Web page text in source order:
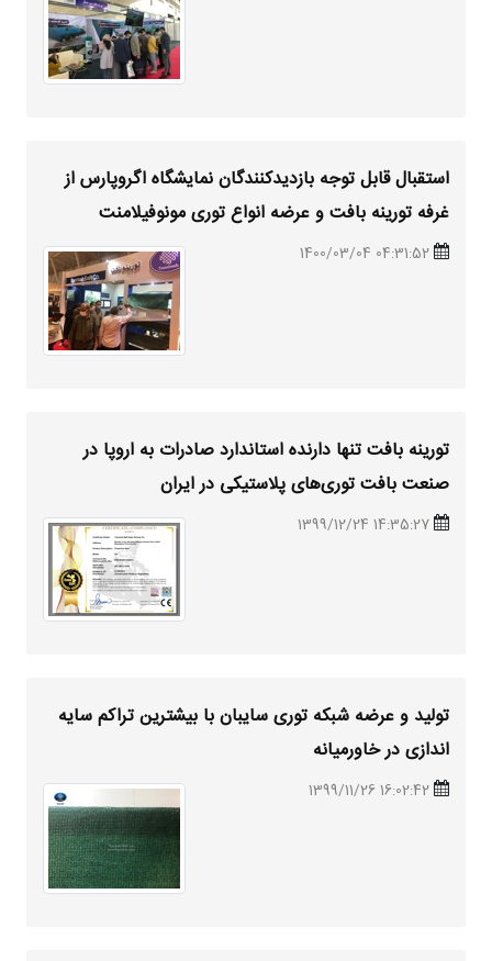
استقبال قابل توجه بازدیدکنندگان نمایشگاه اگروپارس از
غرفه تورینه بافت و عرضه انواع توری مونوفیلامنت
04:31:52 1400/03/04
تورینه بافت تنها دارنده استاندارد صادرات به اروپا در
صنعت بافت توری‌های پلاستیکی در ایران
14:35:27 1399/12/24
تولید و عرضه شبکه توری سایبان با بیشترین تراکم سایه
اندازی در خاورمیانه
16:02:42 1399/11/26